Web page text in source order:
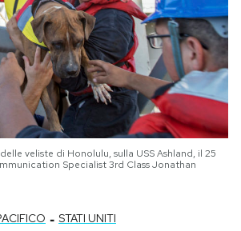
veliste di Honolulu, sulla USS Ashland, il 25
Specialist 3rd Class Jonathan
- STATI UNITI